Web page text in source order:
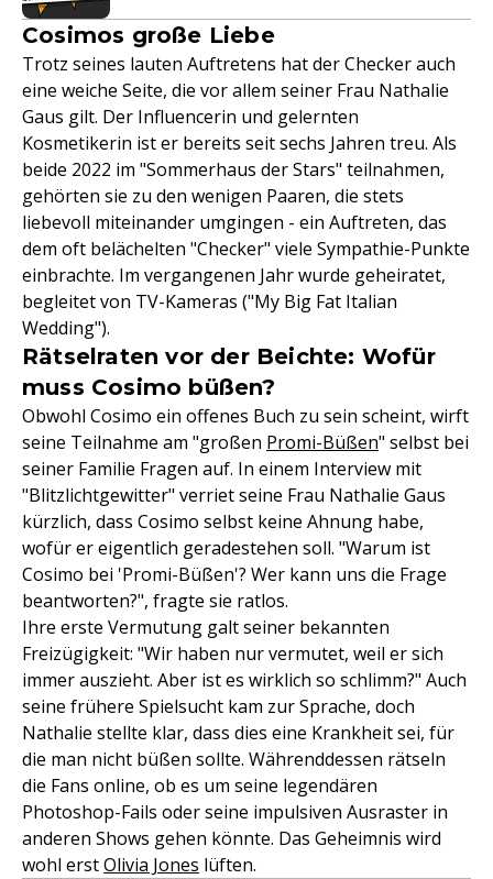
Cosimos große Liebe
Trotz seines lauten Auftretens hat der Checker auch
eine weiche Seite, die vor allem seiner Frau Nathalie
Gaus gilt. Der Influencerin und gelernten
Kosmetikerin ist er bereits seit sechs Jahren treu. Als
beide 2022 im "Sommerhaus der Stars" teilnahmen,
gehörten sie zu den wenigen Paaren, die stets
liebevoll miteinander umgingen - ein Auftreten, das
dem oft belächelten "Checker" viele Sympathie-Punkte
einbrachte. Im vergangenen Jahr wurde geheiratet,
begleitet von TV-Kameras ("My Big Fat Italian
Wedding").
Rätselraten vor der Beichte: Wofür
muss Cosimo büßen?
Obwohl Cosimo ein offenes Buch zu sein scheint, wirft
seine Teilnahme am "großen Promi-Büßen" selbst bei
seiner Familie Fragen auf. In einem Interview mit
"Blitzlichtgewitter" verriet seine Frau Nathalie Gaus
kürzlich, dass Cosimo selbst keine Ahnung habe,
wofür er eigentlich geradestehen soll. "Warum ist
Cosimo bei 'Promi-Büßen'? Wer kann uns die Frage
beantworten?", fragte sie ratlos.
Ihre erste Vermutung galt seiner bekannten
Freizügigkeit: "Wir haben nur vermutet, weil er sich
immer auszieht. Aber ist es wirklich so schlimm?" Auch
seine frühere Spielsucht kam zur Sprache, doch
Nathalie stellte klar, dass dies eine Krankheit sei, für
die man nicht büßen sollte. Währenddessen rätseln
die Fans online, ob es um seine legendären
Photoshop-Fails oder seine impulsiven Ausraster in
anderen Shows gehen könnte. Das Geheimnis wird
wohl erstOlivia Jones lüften.